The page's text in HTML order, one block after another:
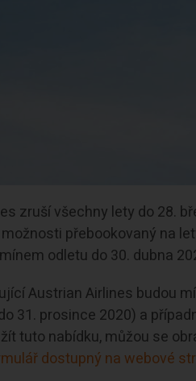
zruší všechny lety do 28.
přebookovaný na
odletu do 30. dubna
Austrian Airlines budou
31. prosince 2020) a
tuto nabídku, můžou se
dostupný na webové